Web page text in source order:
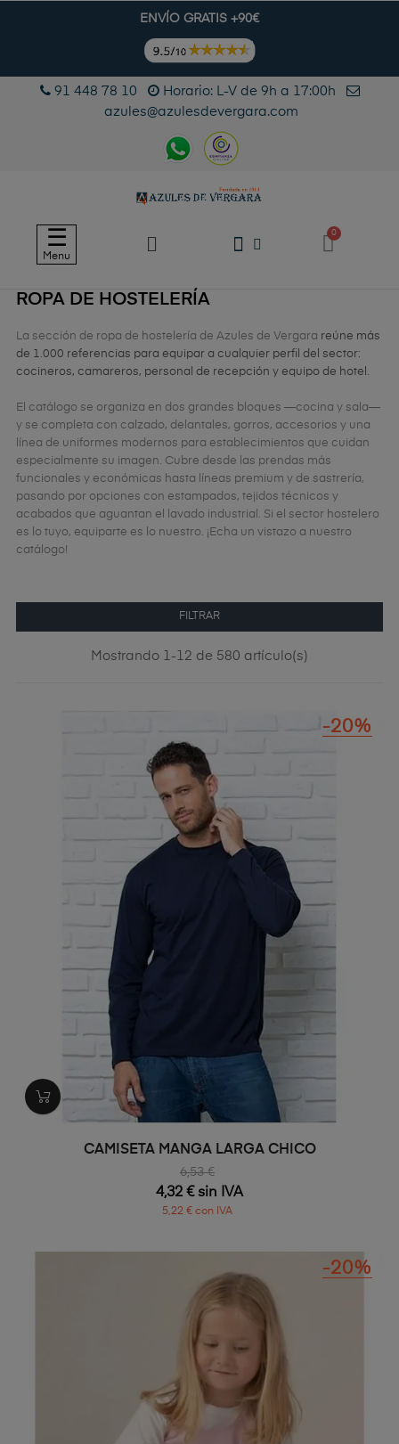
ENVÍO GRATIS +90€
91 448 78 10
Horario: L-V de 9h a 17:00h
azules@azulesdevergara.com
Navegación
de
palanca
☰
Menu
ROPA DE HOSTELERÍA
La sección de ropa de hostelería de Azules de Vergara reúne más
de 1.000 referencias para equipar a cualquier perfil del sector:
cocineros, camareros, personal de recepción y equipo de hotel.
El catálogo se organiza en dos grandes bloques —cocina y sala—
y se completa con calzado, delantales, gorros, accesorios y una
línea de uniformes modernos para establecimientos que cuidan
especialmente su imagen. Cubre desde las prendas más
funcionales y económicas hasta líneas premium y de sastrería,
pasando por opciones con estampados, tejidos técnicos y
acabados que aguantan el lavado industrial. Si el sector hostelero
es lo tuyo, equiparte es lo nuestro. ¡Echa un vistazo a nuestro
catálogo!
FILTRAR
Mostrando 1-12 de 580 artículo(s)
CAMISETA MANGA LARGA CHICO
6,53 €
-20%
4,32 € sin IVA
5,22 € con IVA
-20%